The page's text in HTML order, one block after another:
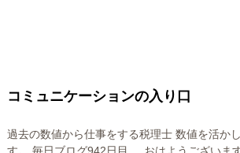
コミュニケーションの入り口
過去の数値から仕事をする税理士 数値を活か